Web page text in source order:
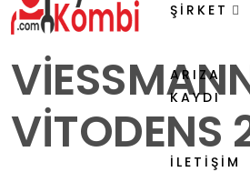
ŞİRKET
ARIZA
KAYDI
İLETİŞİM
VİTODENS